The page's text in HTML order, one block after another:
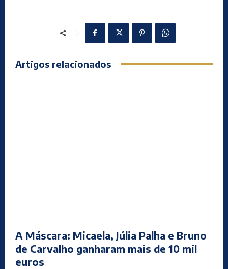
Artigos relacionados
A Máscara: Micaela, Júlia Palha e Bruno
de Carvalho ganharam mais de 10 mil
euros